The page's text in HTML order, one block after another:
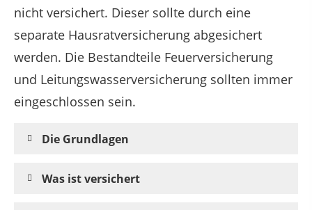
nicht versichert. Dieser sollte durch eine
separate Hausratversicherung abgesichert
werden. Die Bestandteile Feuerversicherung
und Leitungswasserversicherung sollten immer
eingeschlossen sein.
Die Grundlagen
Was ist versichert